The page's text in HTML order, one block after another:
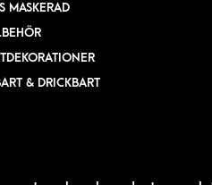
MASKERAD
& DRICKBART